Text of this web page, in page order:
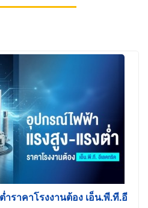
ราคาโรงงานต้อง เอ็น.พี.ที.อี